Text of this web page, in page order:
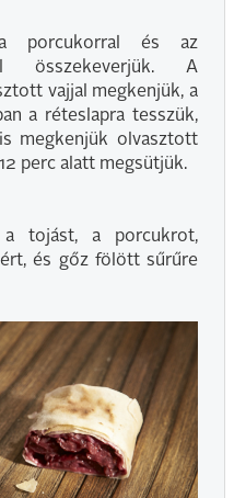
porcukorral és az
összekeverjük. A
vajjal megkenjük, a
a réteslapra tesszük,
megkenjük olvasztott
perc alatt megsütjük.
a tojást, a porcukrot,
és gőz fölött sűrűre